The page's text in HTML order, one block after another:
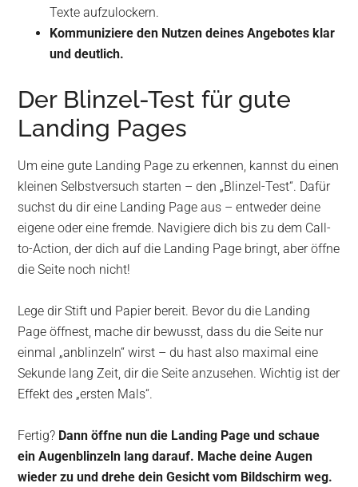
Texte aufzulockern.
Kommuniziere den Nutzen deines Angebotes klar
und deutlich.
Der Blinzel-Test für gute
Landing Pages
Um eine gute Landing Page zu erkennen, kannst du einen
kleinen Selbstversuch starten – den „Blinzel-Test“. Dafür
suchst du dir eine Landing Page aus – entweder deine
eigene oder eine fremde. Navigiere dich bis zu dem Call-
to-Action, der dich auf die Landing Page bringt, aber öffne
die Seite noch nicht!
Lege dir Stift und Papier bereit. Bevor du die Landing
Page öffnest, mache dir bewusst, dass du die Seite nur
einmal „anblinzeln“ wirst – du hast also maximal eine
Sekunde lang Zeit, dir die Seite anzusehen. Wichtig ist der
Effekt des „ersten Mals“.
Fertig? Dann öffne nun die Landing Page und schaue
ein Augenblinzeln lang darauf. Mache deine Augen
wieder zu und drehe dein Gesicht vom Bildschirm weg.